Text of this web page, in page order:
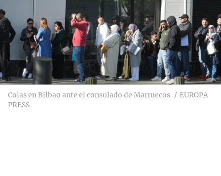
Colas en Bilbao ante el consulado de Marruecos
EUROPA
PRESS